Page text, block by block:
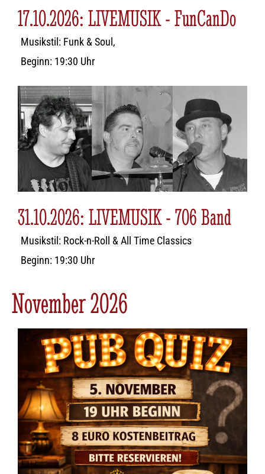
17.10.2026: LIVEMUSIK - FunCanDo
Musikstil: Funk & Soul,
Beginn: 19:30 Uhr
31.10.2026: LIVEMUSIK - 706 Band
Musikstil: Rock-n-Roll & All Time Classics
Beginn: 19:30 Uhr
November 2026